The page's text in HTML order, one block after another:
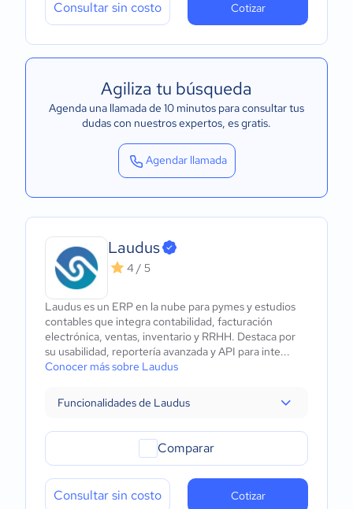
Consultar sin costo Cotizar
Agiliza tu búsqueda
Agenda una llamada de 10 minutos para consultar tus
dudas con nuestros expertos, es gratis.
Agendar llamada
Laudus
4 / 5
Laudus es un ERP en la nube para pymes y estudios
contables que integra contabilidad, facturación
electrónica, ventas, inventario y RRHH. Destaca por
su usabilidad, reportería avanzada y API para inte...
Conocer más sobre Laudus
Funcionalidades de Laudus
Comparar
Consultar sin costo Cotizar